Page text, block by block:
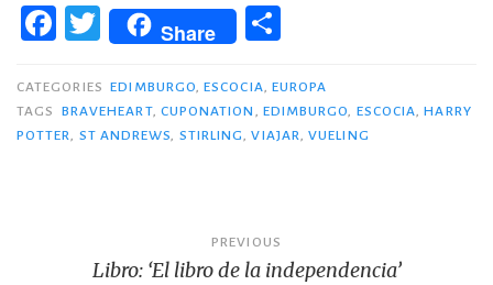
F
c
e
T
w
it
te
Share
m
p
CATEGORIES EDIMBURGO,ESCOCIA, EUROPA
TAGS
BRAVEHEART, CUPONATION , EDIMBURGO, ESCOCIA,HARRY
POTTER, ST ANDREWS, STIRLING,VIAJAR,VUELING
PREVIOUS
Libro: ‘El libro de la independencia’